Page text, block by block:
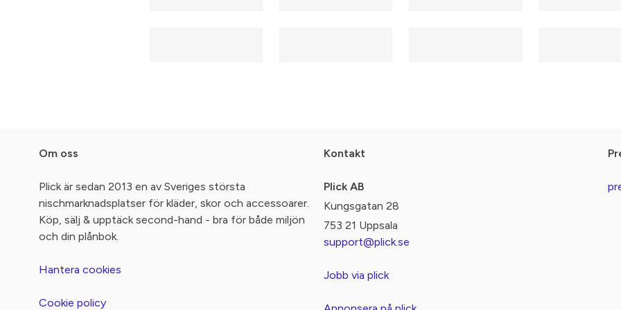
Om oss
Plick är sedan 2013 en av Sveriges största
nischmarknadsplatser för kläder, skor och accessoarer.
Köp, sälj & upptäck second-hand - bra för både miljön
och din plånbok.
Hantera cookies
Cookie policy
Kontakt
Plick AB
Kungsgatan 28
753 21 Uppsala
support@plick.se
Jobb via plick